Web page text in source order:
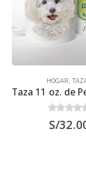
HOGAR
0out of 5
S/